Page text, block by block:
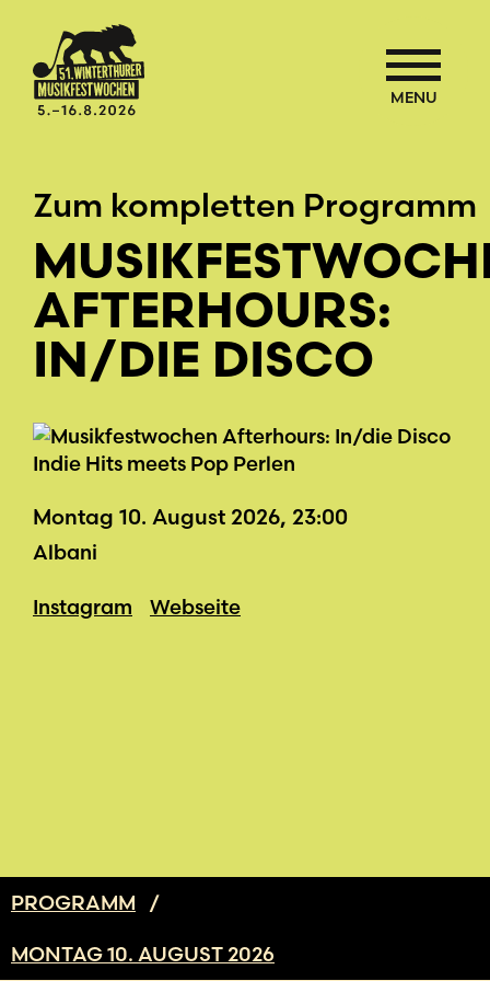
MENU
PROGRAMM /
MONTAG 10. AUGUST 2026
Zum kompletten Programm
AFTERHOURS:
IN/DIE DISCO
Indie Hits meets Pop Perlen
Montag 10. August 2026, 23:00
Albani
Instagram Webseite